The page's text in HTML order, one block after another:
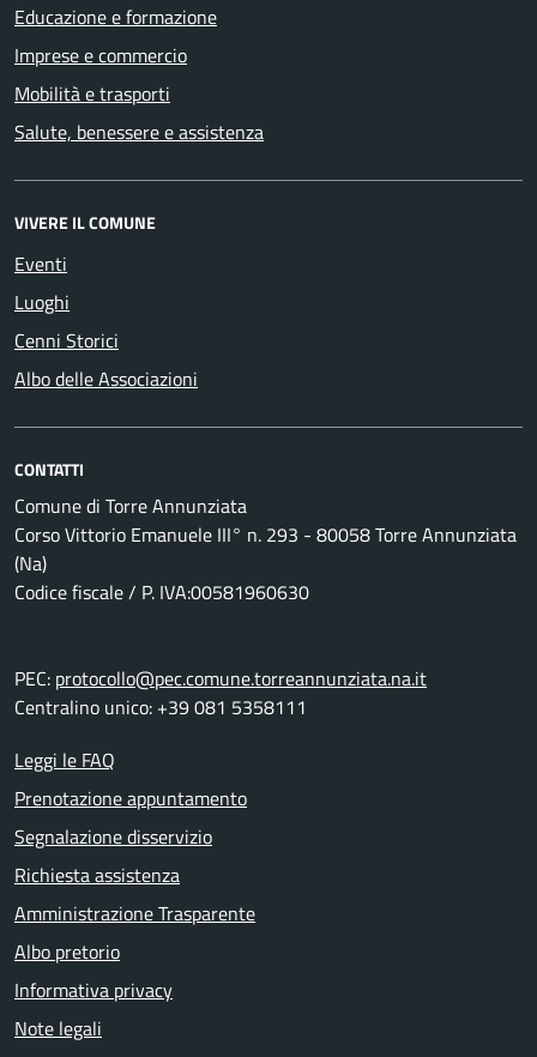
Educazione e formazione
Imprese e commercio
Mobilità e trasporti
Salute, benessere e assistenza
VIVERE IL COMUNE
Eventi
Luoghi
Cenni Storici
Albo delle Associazioni
CONTATTI
Comune di Torre Annunziata
Corso Vittorio Emanuele III° n. 293 - 80058 Torre Annunziata
(Na)
Codice fiscale / P. IVA:00581960630
PEC: protocollo@pec.comune.torreannunziata.na.it
Centralino unico: +39 081 5358111
Leggi le FAQ
Prenotazione appuntamento
Segnalazione disservizio
Richiesta assistenza
Amministrazione Trasparente
Albo pretorio
Informativa privacy
Note legali